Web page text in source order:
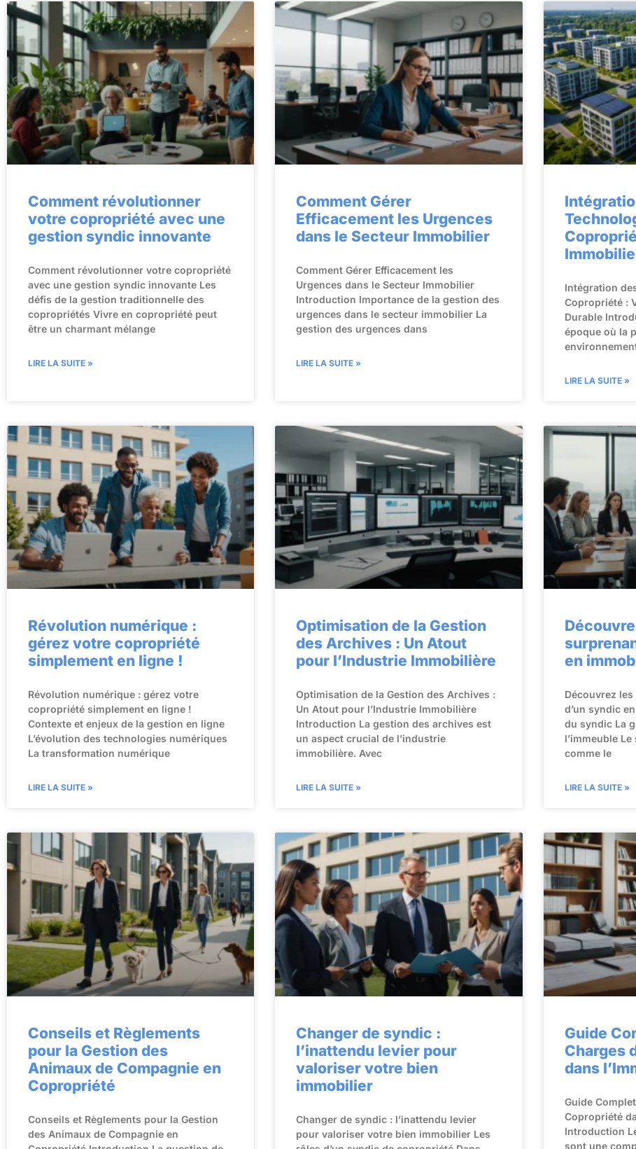
Comment révolutionner
votre copropriété avec une
gestion syndic innovante
Comment révolutionner votre copropriété
avec une gestion syndic innovante Les
défis de la gestion traditionnelle des
copropriétés Vivre en copropriété peut
être un charmant mélange
LIRE LA SUITE »
Comment Gérer
Efficacement les Urgences
dans le Secteur Immobilier
Comment Gérer Efficacement les
Urgences dans le Secteur Immobilier
Introduction Importance de la gestion des
urgences dans le secteur immobilier La
gestion des urgences dans
LIRE LA SUITE »
Intégration
Copropriété :
Durable
époque où la
LIRE LA SUITE »
Révolution numérique :
gérez votre copropriété
simplement en ligne !
Révolution numérique : gérez votre
copropriété simplement en ligne !
Contexte et enjeux de la gestion en ligne
L’évolution des technologies numériques
La transformation numérique
LIRE LA SUITE »
Optimisation de la Gestion
des Archives : Un Atout
pour l’Industrie Immobilière
Optimisation de la Gestion des Archives :
Un Atout pour l’Industrie Immobilière
Introduction La gestion des archives est
un aspect crucial de l’industrie
immobilière. Avec
LIRE LA SUITE »
en
Découvrez
d’un syndic
du syndic La
l’immeuble
comme le
LIRE LA SUITE »
Conseils et Règlements
pour la Gestion des
Animaux de Compagnie en
Copropriété
Conseils et Règlements pour la Gestion
des Animaux de Compagnie en
Changer de syndic :
l’inattendu levier pour
valoriser votre bien
immobilier
Changer de syndic : l’inattendu levier
pour valoriser votre bien immobilier Les
Guide
Charges
dans
Guide
Copropriété
Introduction
sont une